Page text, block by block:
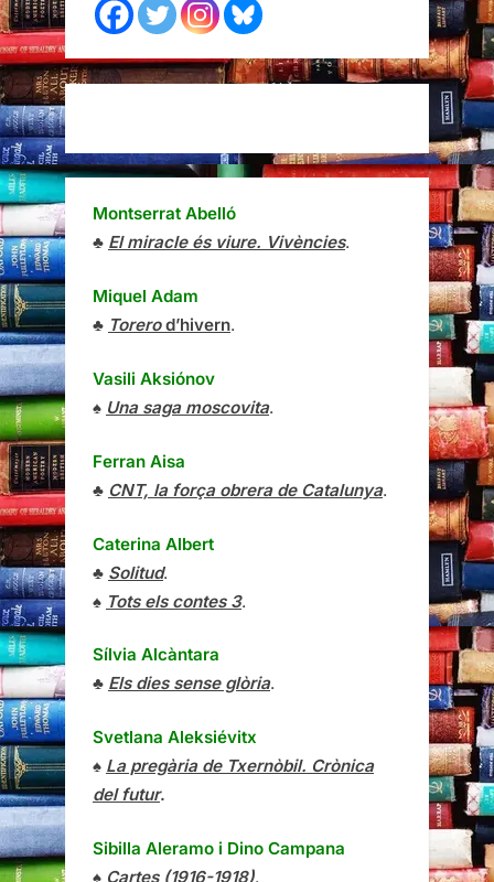
Montserrat Abelló
♣ El miracle és viure. Vivències.
Miquel Adam
♣ Torerod’hivern.
Vasili Aksiónov
♠ Una saga moscovita.
Ferran Aisa
♣ CNT, la força obrera de Catalunya.
Caterina Albert
♣ Solitud.
♠ Tots els contes 3.
Sílvia Alcàntara
♣ Els dies sense glòria.
Svetlana Aleksiévitx
♠ La pregària de Txernòbil. Crònica
del futur.
Sibilla Aleramo i Dino Campana
♠ Cartes (1916-1918).